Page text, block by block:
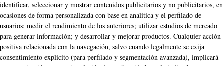
identificar, seleccionar y mostrar contenidos publicitarios y no publicitarios, en
ocasiones de forma personalizada con base en analítica y el perfilado de
usuarios; medir el rendimiento de los anteriores; utilizar estudios de mercado
para generar información; y desarrollar y mejorar productos. Cualquier acción
positiva relacionada con la navegación, salvo cuando legalmente se exija
consentimiento explícito (para perfilado y segmentación avanzada), implicará